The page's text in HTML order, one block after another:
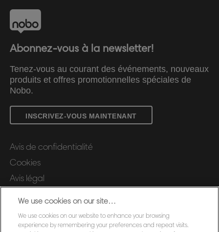
Abonnez-vous à la newsletter!
Tenez-vous au courant des événements, nouveaux
produits et offres promotionnelles spéciales de
Nobo.
INSCRIVEZ-VOUS MAINTENANT
Avis de confidentialité
Cookies
Avis légal
Support client
We use cookies on our site…
We use cookies on our website to enhance your browsing
experience by remembering your preferences and repeat visits.